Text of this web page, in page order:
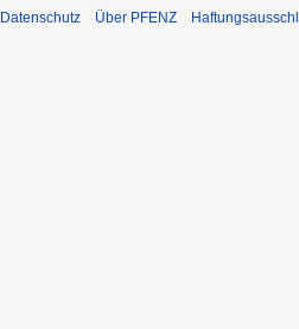
Datenschutz Über PFENZ